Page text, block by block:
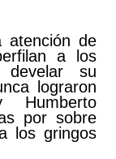
de
a los
develar su
lograron
Humberto
por sobre
los gringos